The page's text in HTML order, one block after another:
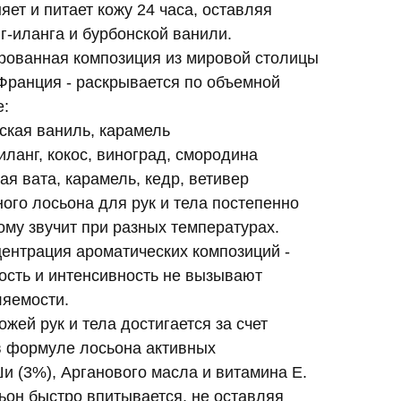
и питает кожу 24 часа, оставляя
иланга и бурбонской ванили.
композиция из мировой столицы
- раскрывается по объемной
ваниль, карамель
кокос, виноград, смородина
вата, карамель, кедр, ветивер
лосьона для рук и тела постепенно
звучит при разных температурах.
ароматических композиций -
и интенсивность не вызывают
рук и тела достигается за счет
формуле лосьона активных
(3%), Арганового масла и витамина Е.
быстро впитывается, не оставляя